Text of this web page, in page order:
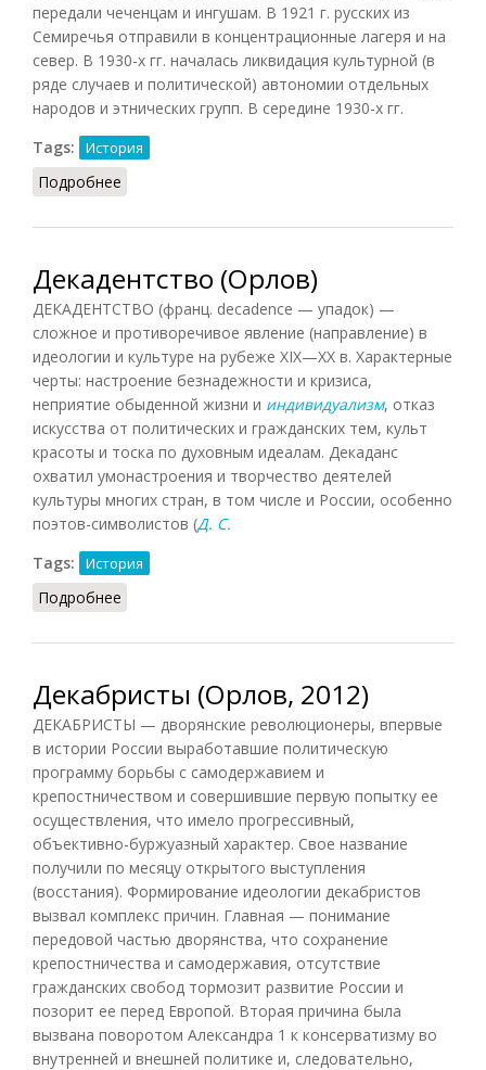
передали чеченцам и ингушам. В 1921 г. русских из
Семиречья отправили в концентрационные лагеря и на
север. В 1930-х гг. началась ликвидация культурной (в
ряде случаев и политической) автономии отдельных
народов и этнических групп. В середине 1930-х гг.
Tags:
История
Подробнее
Декадентство (Орлов)
ДЕКАДЕНТСТВО (франц. decadence — упадок) —
сложное и противоречивое явление (направление) в
идеологии и культуре на рубеже XIX—XX в. Характерные
черты: настроение безнадежности и кризиса,
неприятие обыденной жизни и индивидуализм, отказ
искусства от политических и гражданских тем, культ
красоты и тоска по духовным идеалам. Декаданс
охватил умонастроения и творчество деятелей
культуры многих стран, в том числе и России, особенно
поэтов-символистов (Д. С.
Tags:
История
Подробнее
Декабристы (Орлов, 2012)
ДЕКАБРИСТЫ — дворянские революционеры, впервые
в истории России выработавшие политическую
программу борьбы с самодержавием и
крепостничеством и совершившие первую попытку ее
осуществления, что имело прогрессивный,
объективно-буржуазный характер. Свое название
получили по месяцу открытого выступления
(восстания). Формирование идеологии декабристов
вызвал комплекс причин. Главная — понимание
передовой частью дворянства, что сохранение
крепостничества и самодержавия, отсутствие
гражданских свобод тормозит развитие России и
позорит ее перед Европой. Вторая причина была
вызвана поворотом Александра 1 к консерватизму во
внутренней и внешней политике и, следовательно,